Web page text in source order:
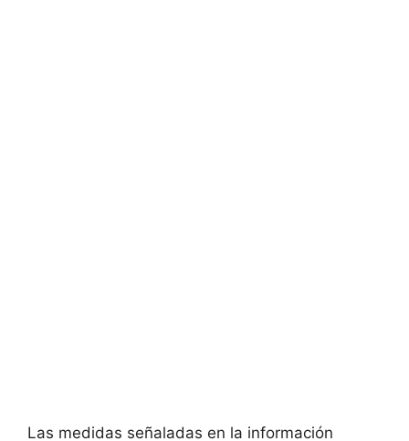
Las medidas señaladas en la información